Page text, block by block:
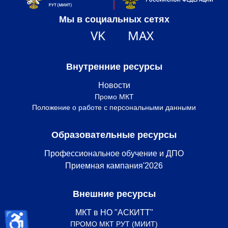
Мы в социальных сетях
VK MAX
Внутренние ресурсы
Новости
Промо МКТ
Положение о работе с персональными данными
Образовательные ресурсы
Профессиональное обучение и ДПО
Приемная кампания'2026
Внешние ресурсы
МКТ в НО "АСКИТТ"
ПРОМО МКТ РУТ (МИИТ)